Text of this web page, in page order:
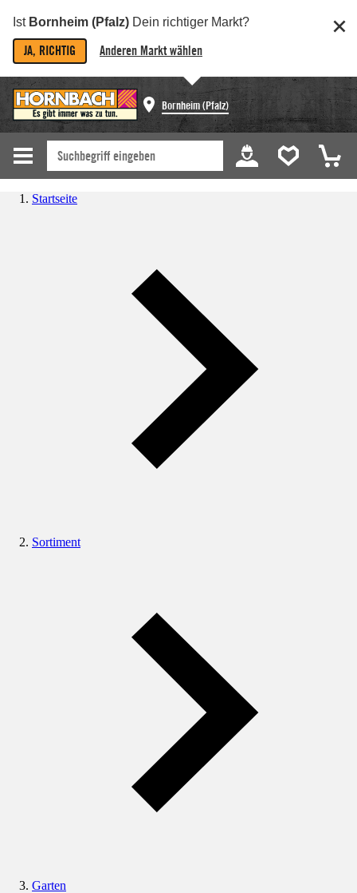
Ist Bornheim (Pfalz) Dein richtiger Markt?
JA, RICHTIG Anderen Markt wählen
Bornheim (Pfalz)
Startseite
Sortiment
Garten